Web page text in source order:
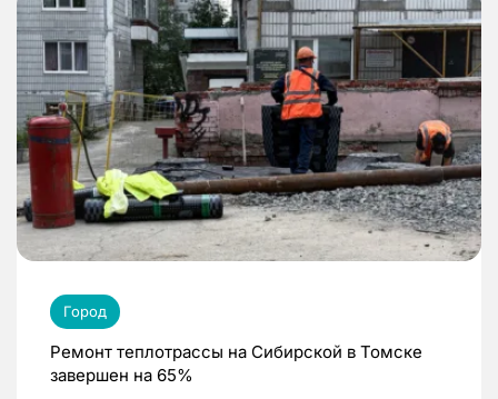
Город
Ремонт теплотрассы на Сибирской в Томске
завершен на 65%